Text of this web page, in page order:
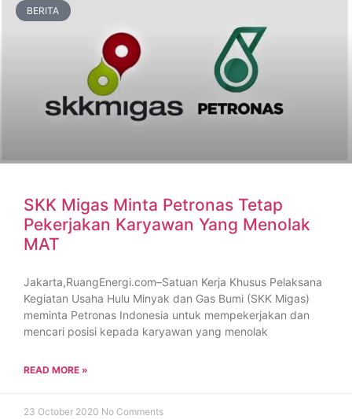
BERITA
SKK Migas Minta Petronas Tetap
Pekerjakan Karyawan Yang Menolak
MAT
Jakarta,RuangEnergi.com–Satuan Kerja Khusus Pelaksana
Kegiatan Usaha Hulu Minyak dan Gas Bumi (SKK Migas)
meminta Petronas Indonesia untuk mempekerjakan dan
mencari posisi kepada karyawan yang menolak
READ MORE »
23 October 2020 No Comments